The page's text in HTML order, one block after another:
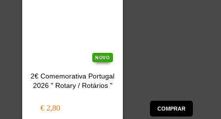
NOVO
2€ Comemorativa Portugal
2026 " Rotary / Rotários "
€ 2,80 COMPRAR